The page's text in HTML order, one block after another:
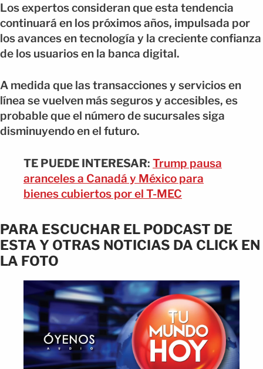
Los expertos consideran que esta tendencia
continuará en los próximos años, impulsada por
los avances en tecnología y la creciente confianza
de los usuarios en la banca digital.
A medida que las transacciones y servicios en
línea se vuelven más seguros y accesibles, es
probable que el número de sucursales siga
disminuyendo en el futuro.
TE PUEDE INTERESAR: Trump pausa
aranceles a Canadá y México para
bienes cubiertos por el T-MEC
PARA ESCUCHAR EL PODCAST DE
ESTA Y OTRAS NOTICIAS DA CLICK EN
LA FOTO